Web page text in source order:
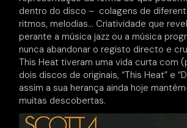
dentro do disco – colagens de
ritmos, melodias… Criatividade que
perante a música jazz ou a música
nunca abandonar o registo directo e
This Heat tiveram uma vida curta com
dois discos de originais, “This Heat” e
assim a sua herança ainda hoje
muitas descobertas.